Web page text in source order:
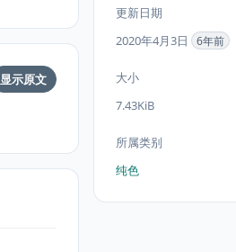
显示原文
更新日期
2020年4月3日
6年前
大小
7.43KiB
所属类别
纯色